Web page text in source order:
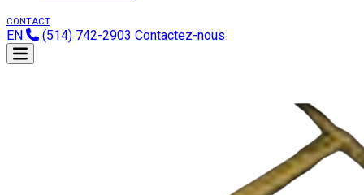
CONTACT
EN (514) 742-2903 Contactez-nous